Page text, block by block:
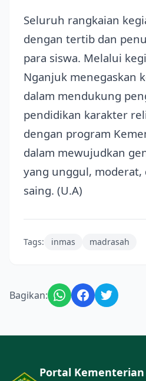
Seluruh rangkaian
dengan tertib dan
para siswa. Melalui
Nganjuk menegaskan
dalam mendukung
pendidikan karakter
dengan program
dalam mewujudkan
yang unggul, moderat,
saing. (U.A)
Tags: inmas madrasah
Bagikan:
Portal